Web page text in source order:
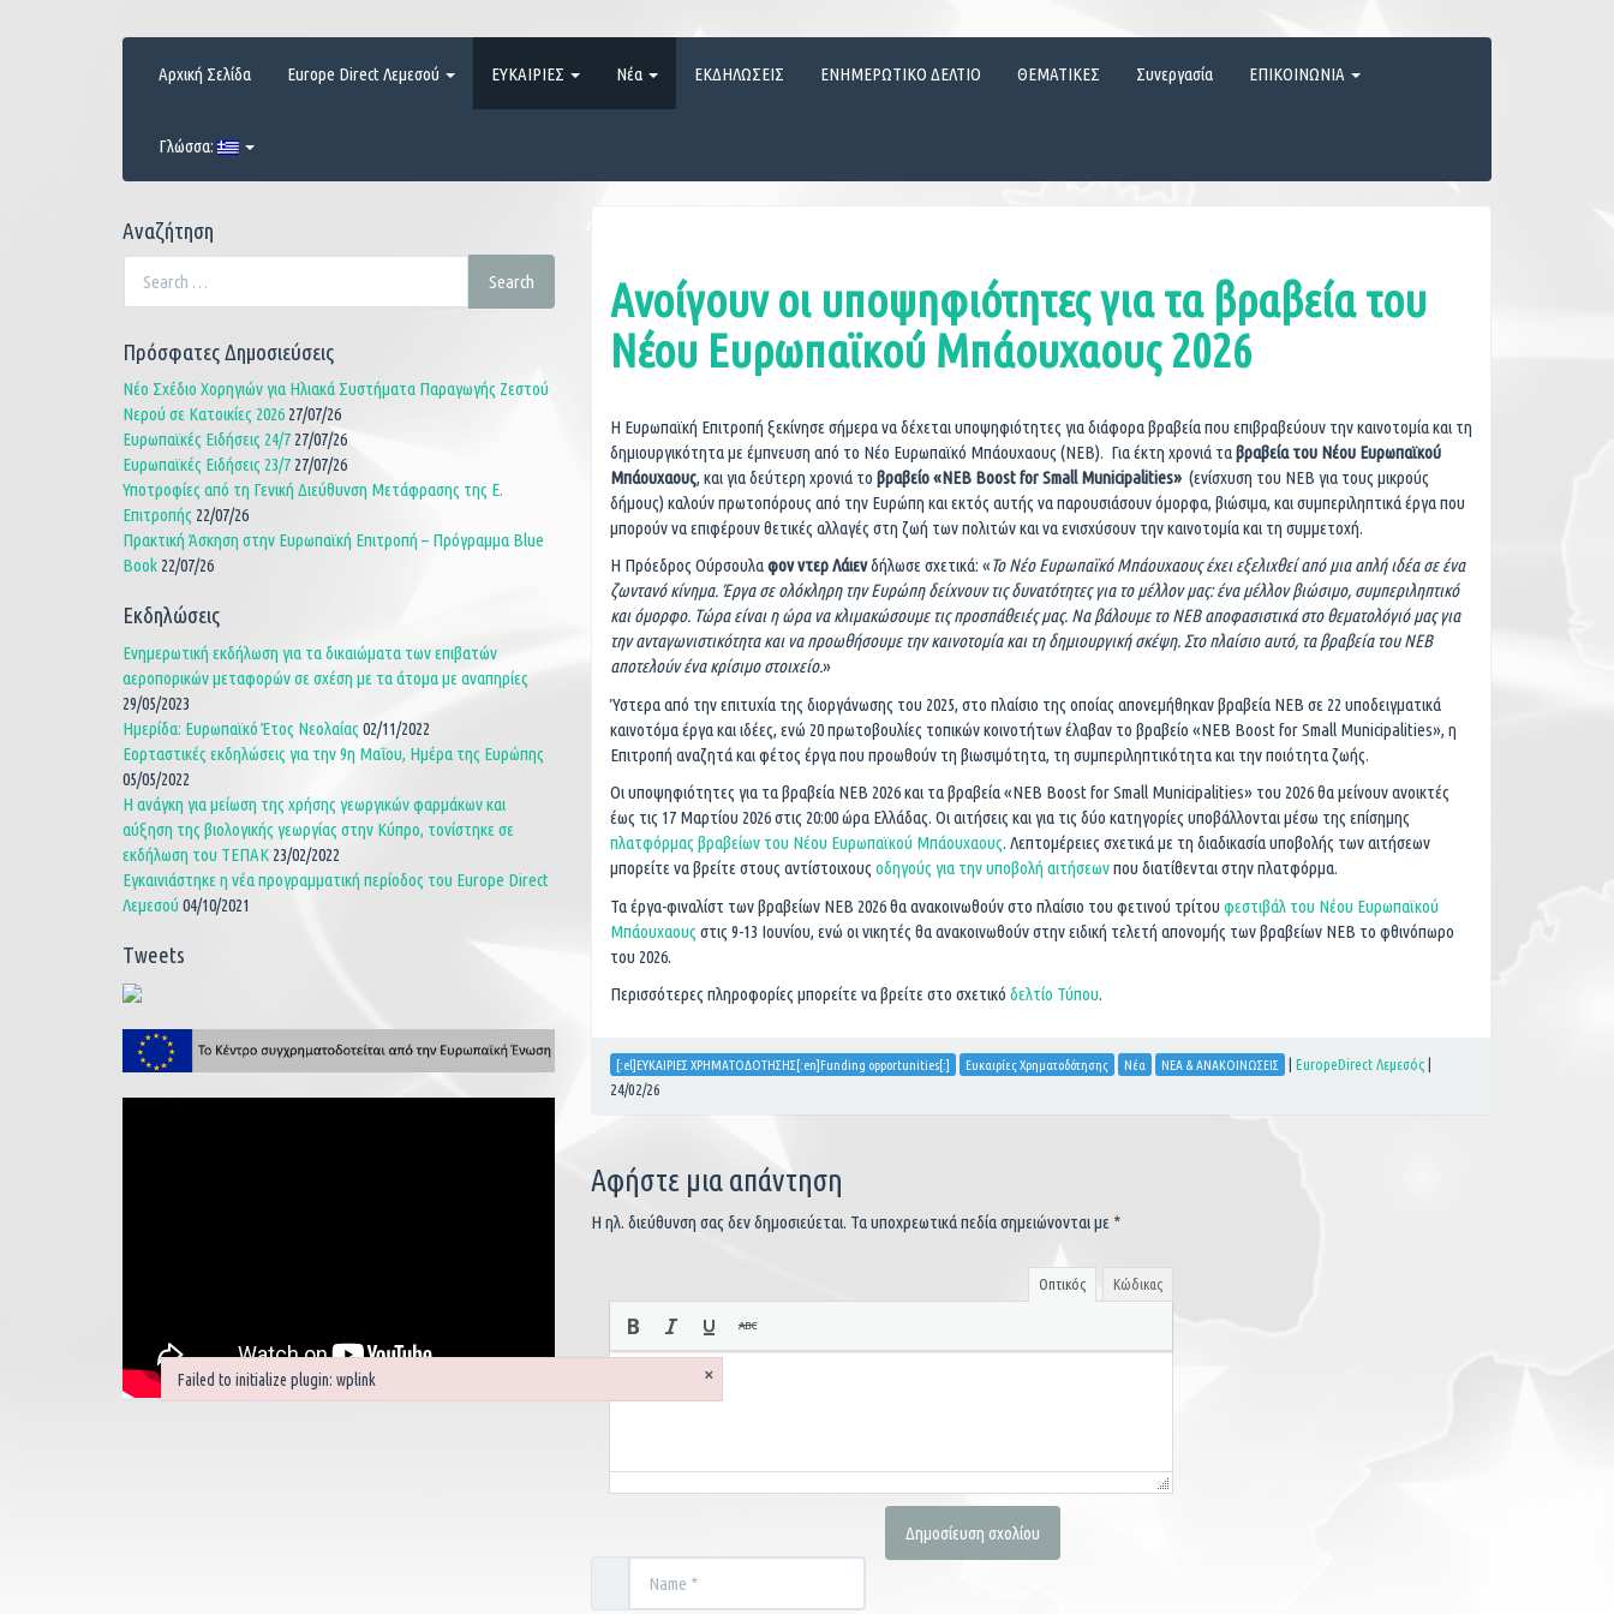
Αρχική Σελίδα Europe Direct Λεμεσού ΕΥΚΑΙΡΙΕΣ Νέα ΕΚΔΗΛΩΣΕΙΣ ΕΝΗΜΕΡΩΤΙΚΟ ΔΕΛΤΙΟ ΘΕΜΑΤΙΚΕΣ Συνεργασία ΕΠΙΚΟΙΝΩΝΙΑ
Γλώσσα:
Ανοίγουν οι υποψηφιότητες για τα βραβεία του
Νέου Ευρωπαϊκού Μπάουχαους 2026
Η Ευρωπαϊκή Επιτροπή ξεκίνησε σήμερα να δέχεται υποψηφιότητες για διάφορα βραβεία που επιβραβεύουν την καινοτομία και τη
δημιουργικότητα με έμπνευση από το Νέο Ευρωπαϊκό Μπάουχαους (NEB). Για έκτη χρονιά ταβραβεία του Νέου Ευρωπαϊκού
Μπάουχαους, και για δεύτερη χρονιά το βραβείο «NEB Boost for Small Municipalities» (ενίσχυση του ΝΕΒ για τους μικρούς
δήμους) καλούν πρωτοπόρους από την Ευρώπη και εκτός αυτής να παρουσιάσουν όμορφα, βιώσιμα, και συμπεριληπτικά έργα που
μπορούν να επιφέρουν θετικές αλλαγές στη ζωή των πολιτών και να ενισχύσουν την καινοτομία και τη συμμετοχή.
Η Πρόεδρος Ούρσουλαφον ντερ Λάιενδήλωσε σχετικά: «Το Νέο Ευρωπαϊκό Μπάουχαους έχει εξελιχθεί από μια απλή ιδέα σε ένα
ζωντανό κίνημα. Έργα σε ολόκληρη την Ευρώπη δείχνουν τις δυνατότητες για το μέλλον μας: ένα μέλλον βιώσιμο, συμπεριληπτικό
και όμορφο. Τώρα είναι η ώρα να κλιμακώσουμε τις προσπάθειές μας. Να βάλουμε το ΝΕΒ αποφασιστικά στο θεματολόγιό μας για
την ανταγωνιστικότητα και να προωθήσουμε την καινοτομία και τη δημιουργική σκέψη. Στο πλαίσιο αυτό, τα βραβεία του ΝΕΒ
αποτελούν ένα κρίσιμο στοιχείο.»
Ύστερα από την επιτυχία της διοργάνωσης του 2025, στο πλαίσιο της οποίας απονεμήθηκαν βραβεία ΝΕΒ σε 22 υποδειγματικά
καινοτόμα έργα και ιδέες, ενώ 20 πρωτοβουλίες τοπικών κοινοτήτων έλαβαν το βραβείο «NEB Boost for Small Municipalities», η
Επιτροπή αναζητά και φέτος έργα που προωθούν τη βιωσιμότητα, τη συμπεριληπτικότητα και την ποιότητα ζωής.
Οι υποψηφιότητες για τα βραβεία ΝΕΒ 2026 και τα βραβεία «NEB Boost for Small Municipalities» του 2026 θα μείνουν ανοικτές
έως τις 17 Μαρτίου 2026 στις 20:00 ώρα Ελλάδας. Οι αιτήσεις και για τις δύο κατηγορίες υποβάλλονται μέσω της επίσημης
πλατφόρμας βραβείων του Νέου Ευρωπαϊκού Μπάουχαους. Λεπτομέρειες σχετικά με τη διαδικασία υποβολής των αιτήσεων
μπορείτε να βρείτε στους αντίστοιχους οδηγούς για την υποβολή αιτήσεωνπου διατίθενται στην πλατφόρμα.
Τα έργα-φιναλίστ των βραβείων ΝΕΒ 2026 θα ανακοινωθούν στο πλαίσιο του φετινού τρίτου φεστιβάλ του Νέου Ευρωπαϊκού
Μπάουχαους στις 9-13 Ιουνίου, ενώ οι νικητές θα ανακοινωθούν στην ειδική τελετή απονομής των βραβείων ΝΕΒ το φθινόπωρο
του 2026.
Περισσότερες πληροφορίες μπορείτε να βρείτε στο σχετικό δελτίο Τύπου.
[:el]ΕΥΚΑΙΡΙΕΣ ΧΡΗΜΑΤΟΔΟΤΗΣΗΣ[:en]Funding opportunities[:] Ευκαιρίες Χρηματοδότησης Νέα ΝΕΑ & ΑΝΑΚΟΙΝΩΣΕΙΣ | EuropeDirect Λεμεσός |
24/02/26
Αφήστε μια απάντηση
Η ηλ. διεύθυνση σας δεν δημοσιεύεται. Τα υποχρεωτικά πεδία σημειώνονται με *
Οπτικός Κώδικας
Αναζήτηση
Search
Search
Πρόσφατες Δημοσιεύσεις
Νέο Σχέδιο Χορηγιών για Ηλιακά Συστήματα Παραγωγής Ζεστού
Νερού σε Κατοικίες 2026 27/07/26
Ευρωπαϊκές Ειδήσεις 24/7 27/07/26
Ευρωπαϊκές Ειδήσεις 23/7 27/07/26
Υποτροφίες από τη Γενική Διεύθυνση Μετάφρασης της Ε.
Επιτροπής 22/07/26
Πρακτική Άσκηση στην Ευρωπαϊκή Επιτροπή – Πρόγραμμα Blue
Book 22/07/26
Εκδηλώσεις
Ενημερωτική εκδήλωση για τα δικαιώματα των επιβατών
αεροπορικών μεταφορών σε σχέση με τα άτομα με αναπηρίες
29/05/2023
Ημερίδα: Ευρωπαϊκό Έτος Νεολαίας 02/11/2022
Εορταστικές εκδηλώσεις για την 9η Μαΐου, Ημέρα της Ευρώπης
05/05/2022
Η ανάγκη για μείωση της χρήσης γεωργικών φαρμάκων και
αύξηση της βιολογικής γεωργίας στην Κύπρο, τονίστηκε σε
εκδήλωση του ΤΕΠΑΚ 23/02/2022
Εγκαινιάστηκε η νέα προγραμματική περίοδος του Europe Direct
Λεμεσού 04/10/2021
Tweets
Failed to initialize plugin: wplink ×
Failed to initialize plugin: wplink